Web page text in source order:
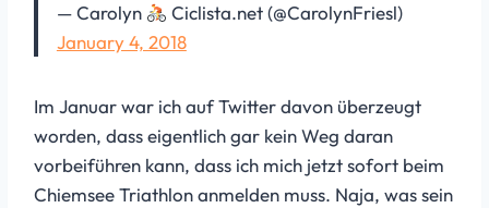
— Carolyn
Ciclista.net (@CarolynFriesl)
January 4, 2018
Im Januar war ich auf Twitter davon überzeugt
worden, dass eigentlich gar kein Weg daran
vorbeiführen kann, dass ich mich jetzt sofort beim
Chiemsee Triathlon anmelden muss. Naja, was sein